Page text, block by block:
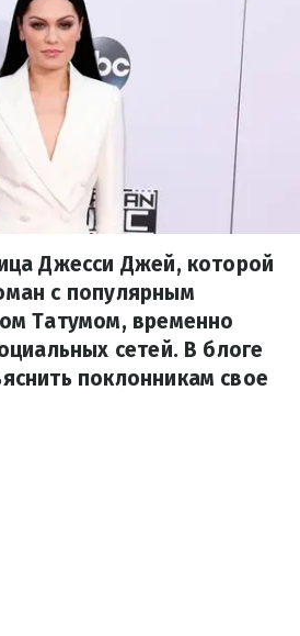
Джесси Джей, которой
с популярным
Татумом, временно
сетей. В блоге
поклонникам свое